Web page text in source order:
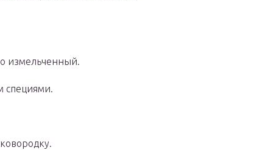
измельченный.
специями.